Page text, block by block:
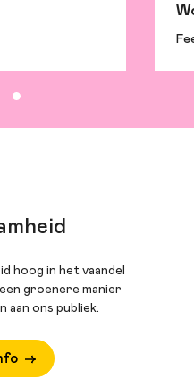
hoog in het vaandel
groenere manier
aan ons publiek.